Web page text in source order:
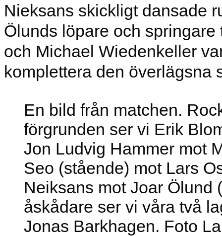
Nieksans skickligt dansade
Ölunds löpare och
och Michael Wiedenkeller
komplettera den överlägsna
En bild från matchen.
förgrunden ser vi Erik
Jon Ludvig Hammer mot
Seo (stående) mot Lars
Neiksans mot Joar Ölund
åskådare ser vi våra två
Jonas Barkhagen. Foto